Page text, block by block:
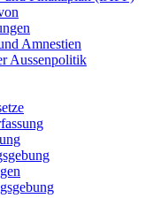
Amnestien
Aussenpolitik